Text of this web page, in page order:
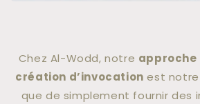
Chez Al-Wodd, notre approche
création d’invocation est
que de simplement fournir des